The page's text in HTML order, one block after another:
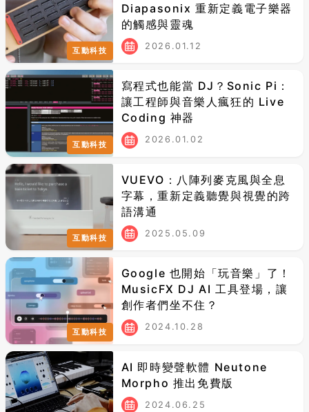
互動科技
Diapasonix 重新定義電子樂器
的觸感與靈魂
2026.01.12
互動科技
寫程式也能當 DJ？Sonic Pi：
讓工程師與音樂人瘋狂的 Live
Coding 神器
2026.01.02
互動科技
VUEVO：八陣列麥克風與全息
字幕，重新定義聽覺與視覺的跨
語溝通
2025.05.09
互動科技
Google 也開始「玩音樂」了！
MusicFX DJ AI 工具登場，讓
創作者們坐不住？
2024.10.28
AI 即時變聲軟體 Neutone
Morpho 推出免費版
2024.06.25